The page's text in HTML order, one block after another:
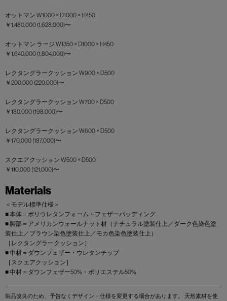
オットマン W1000 × D1000 × H450
￥1,480,000 (1,628,000)〜
オットマン ラージ W1350 × D1000 × H450
￥1,640,000 (1,804,000)〜
レクタングラークッション W900 × D500
￥200,000 (220,000)〜
レクタングラークッション W700 × D500
￥180,000 (198,000)〜
レクタングラークッション W600 × D500
￥170,000 (187,000)〜
スクエアクッション W500 × D500
￥110,000 (121,000)〜
Materials
＜モデル標準仕様＞
■ 本体＝ポリウレタンフォーム・フェザーパッディング
■ 脚部＝アメリカンウォールナット材（ナチュラル塗装仕上／ダーク色染色塗
装仕上／ブラウン染色塗装仕上／モカ色染色塗装仕上）
［レクタングラークッション］
■ 中材＝ダウンフェザー・ウレタンチップ
［スクエアクッション］
■ 中材＝ダウンフェザー50%・ポリエステル50%
製品改良のため、予告なくデザイン・仕様を変更する場合があります。 天然素材を使